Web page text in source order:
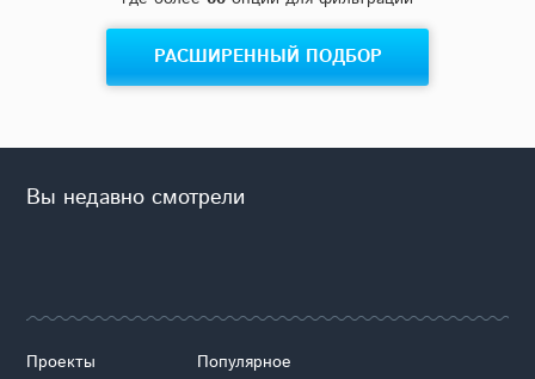
РАСШИРЕННЫЙ ПОДБОР
Вы недавно смотрели
Проекты
Популярное